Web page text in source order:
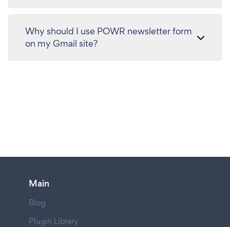
Why should I use POWR newsletter form
on my Gmail site?
Main
Blog
Plugin Library